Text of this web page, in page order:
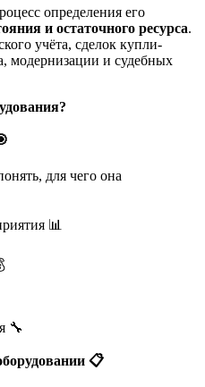
определения его
и остаточного ресурса.
учёта, сделок купли-
модернизации и судебных
для чего она
📊
🔧
📋